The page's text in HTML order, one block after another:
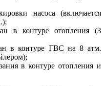
насоса (включается
в контуре отопления (3
в контуре ГВС на 8 атм.
в контуре отопления и